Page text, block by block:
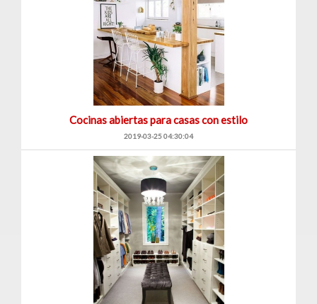
Cocinas abiertas para casas con estilo
2019-03-25 04:30:04